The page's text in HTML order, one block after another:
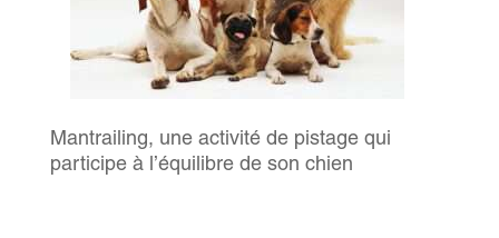
Mantrailing, une activité de pistage qui
participe à l’équilibre de son chien